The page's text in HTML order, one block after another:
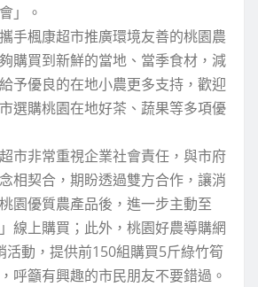
」。
手楓康超市推廣環境友善的桃園農
購買到新鮮的當地、當季食材，減
予優良的在地小農更多支持，歡迎
選購桃園在地好茶、蔬果等多項優
市非常重視企業社會責任，與市府
相契合，期盼透過雙方合作，讓消
園優質農產品後，進一步主動至
線上購買；此外，桃園好農導購網
活動，提供前150組購買5斤綠竹筍
呼籲有興趣的市民朋友不要錯過。